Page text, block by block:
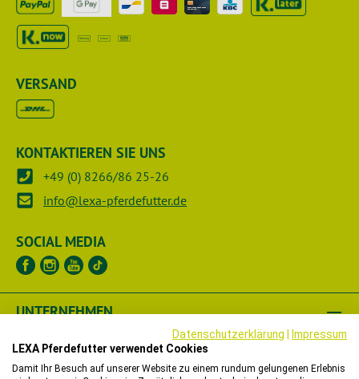
VERSAND
KONTAKTIEREN SIE UNS
+49 (0) 8266/86 25-26
info@lexa-pferdefutter.de
SOCIAL MEDIA
UNTERNEHMEN
RECHTLICHES
Datenschutzerklärung
Impressum
LEXA Pferdefutter verwendet Cookies
Damit Ihr Besuch auf unserer Website zu einem rundum gelungenen Erlebnis